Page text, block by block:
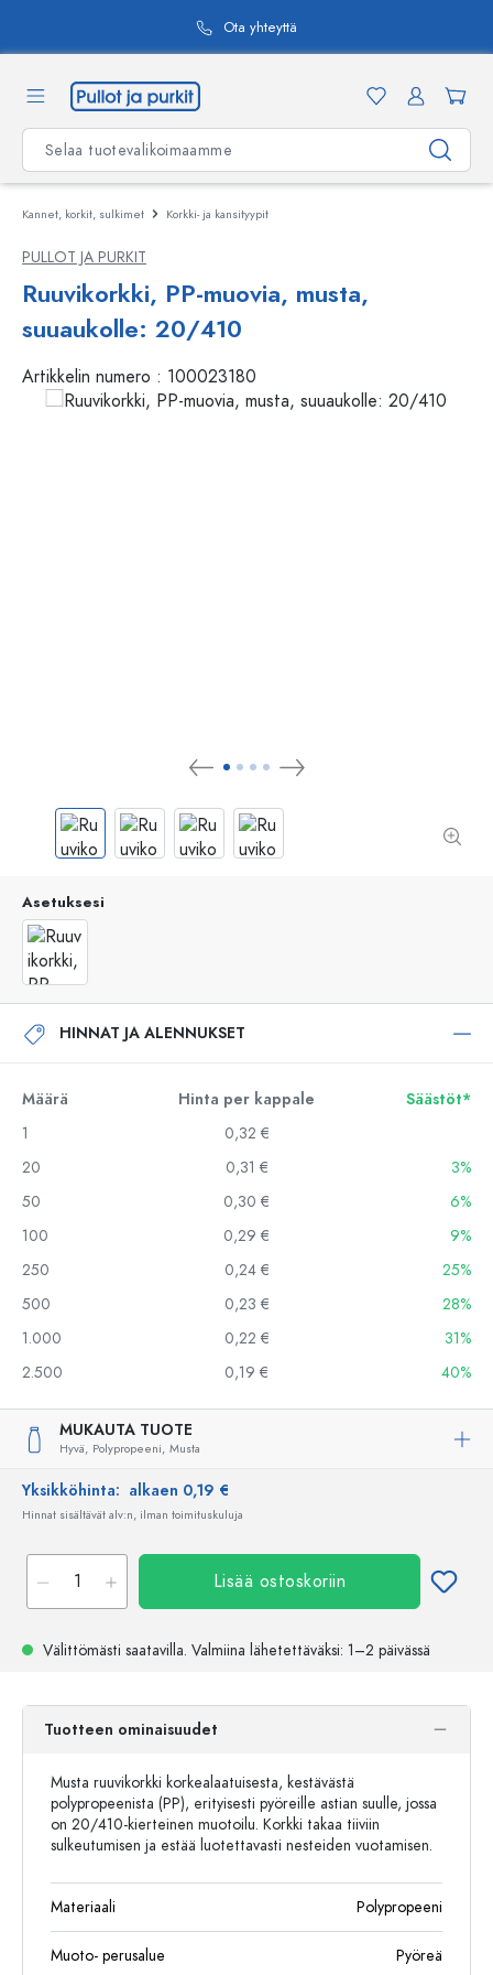
Ota yhteyttä
Kannet, korkit, sulkimet Korkki- ja kansityypit
PULLOT JA PURKIT
Ruuvikorkki, PP-muovia, musta,
suuaukolle: 20/410
Artikkelin numero : 100023180
Asetuksesi
HINNAT JA ALENNUKSET
Määrä Hinta per kappale
Säästöt*
1
0,32 €
20
0,31 €
3%
50
0,30 €
6%
100
0,29 €
9%
250
0,24 €
25%
500
0,23 €
28%
1.000
0,22 €
31%
2.500
0,19 € 40%
MUKAUTA TUOTE
Hyvä, Polypropeeni, Musta
Yksikköhinta: alkaen 0,19 €
Hinnat sisältävät alv:n, ilman toimituskuluja
Lisää ostoskoriin
Välittömästi saatavilla. Valmiina lähetettäväksi: 1–2 päivässä
Tuotteen ominaisuudet
Musta ruuvikorkki korkealaatuisesta, kestävästä
polypropeenista (PP), erityisesti pyöreille astian suulle, jossa
on 20/410-kierteinen muotoilu. Korkki takaa tiiviin
sulkeutumisen ja estää luotettavasti nesteiden vuotamisen.
Materiaali Polypropeeni
Muoto- perusalue Pyöreä